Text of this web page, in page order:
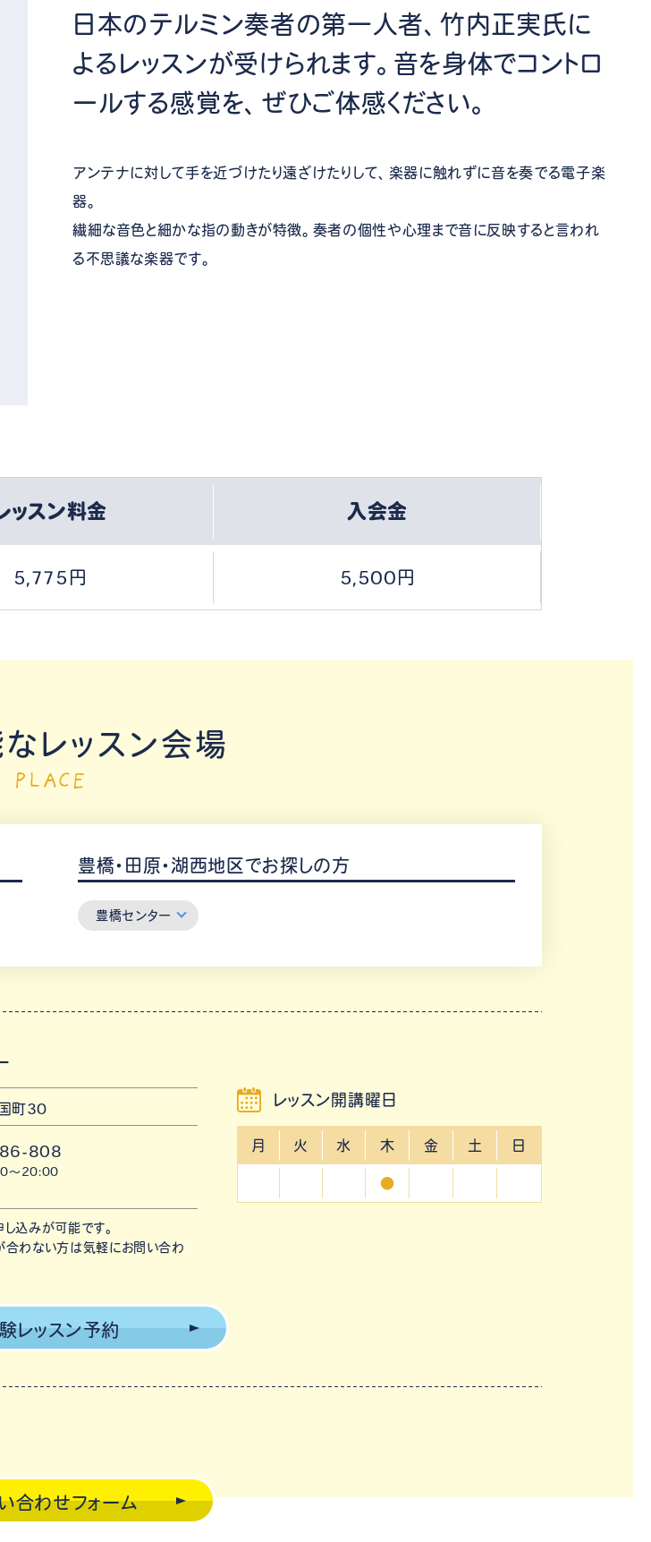
日本のテルミン奏者の第一人者、竹内正実氏に
よるレッスンが受けられます。音を身体でコントロ
ールする感覚を、ぜひご体感ください。
アンテナに対して手を近づけたり遠ざけたりして、楽器に触れずに音を奏でる電子楽
器。
繊細な音色と細かな指の動きが特徴。奏者の個性や心理まで音に反映すると言われ
る不思議な楽器です。
ッスン料金 入会金
5,775円 5,500円
レッスン会場
PLACE
豊橋・田原・湖西地区でお探しの方
豊橋センター
町30
808
〜20:00
込みが可能です。
わない方は気軽にお問い合わ
レッスン開講曜日
月 火 水 木 金 土 日
●
レッスン予約
合わせフォーム